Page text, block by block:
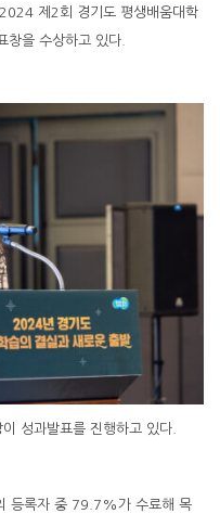
제2회 경기도 평생배움대학
창을 수상하고 있다.
성과발표를 진행하고 있다.
등록자 중 79.7%가 수료해 목